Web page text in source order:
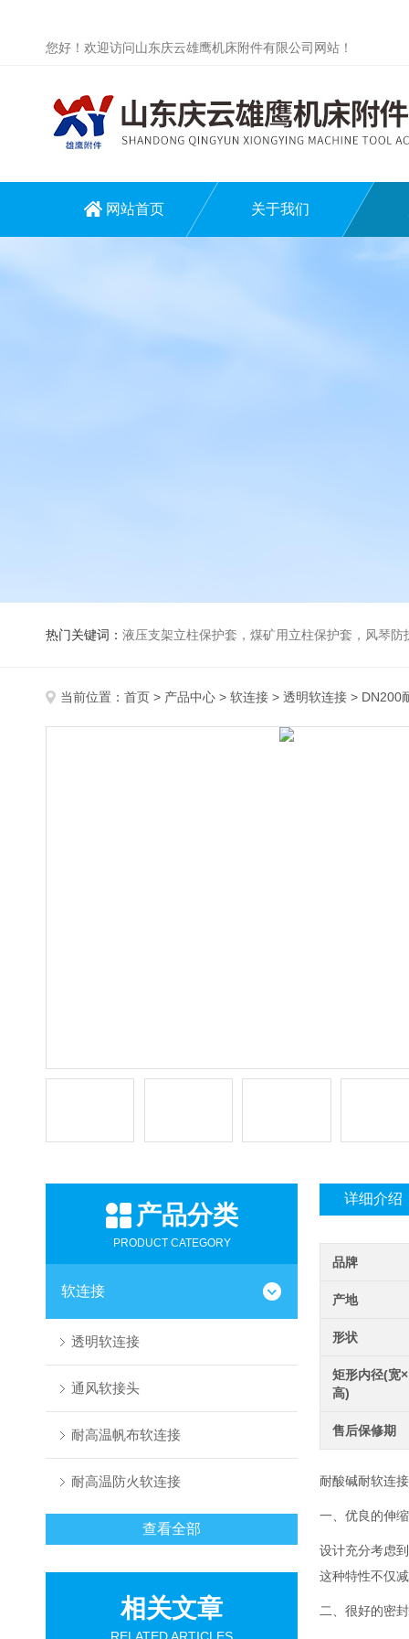
您好！欢迎访问山东庆云雄鹰机床附件有限公司网站！
网站首页 关于我们
热门关键词： 液压支架立柱保护套，煤矿用立柱保护套，风琴
当前位置： 首页 > 产品中心 > 软连接 > 透明软连接 > DN200
产品分类
PRODUCT CATEGORY
软连接
透明软连接
通风软接头
耐高温帆布软连接
耐高温防火软连接
查看全部
相关文章
详细介绍
品牌
产地
形状
矩形内径(宽×
高)
售后保修期
耐酸碱耐软连
一、优良的伸
设计充分考虑
这种特性不仅
二、 很好的密